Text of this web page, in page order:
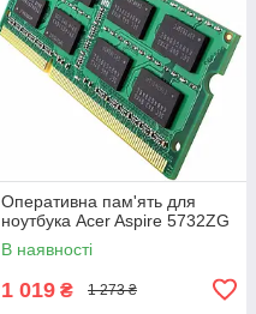
Оперативна пам'ять для
ноутбука Acer Aspire 5732ZG
В наявності
1 019 ₴ 1 273 ₴